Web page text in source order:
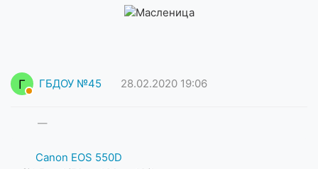
Г ГБДОУ №45 28.02.2020 19:06
—
Canon EOS 550D